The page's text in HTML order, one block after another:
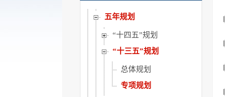
五年规划
“十四五”规划
“十三五”规划
总体规划
专项规划